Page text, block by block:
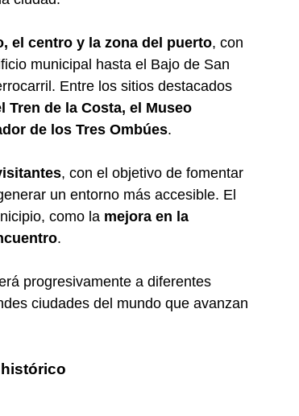
el centro y la zona del puerto, con
municipal hasta el Bajo de San
Entre los sitios destacados
Tren de la Costa, el Museo
de los Tres Ombúes.
, con el objetivo de fomentar
un entorno más accesible. El
como la mejora en la
.
progresivamente a diferentes
ciudades del mundo que avanzan